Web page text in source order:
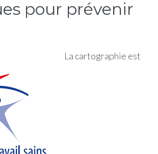
pour prévenir
La cartographie est